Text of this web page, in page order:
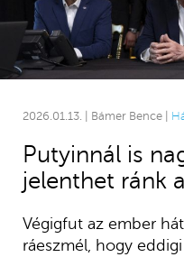
2026.01.13. | Bámer Bence |
Putyinnál is
jelenthet ránk
Végigfut az ember
ráeszmél, hogy